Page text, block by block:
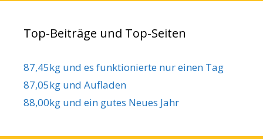
Top-Beiträge und Top-Seiten
87,45kg und es funktionierte nur einen Tag
87,05kg und Aufladen
88,00kg und ein gutes Neues Jahr